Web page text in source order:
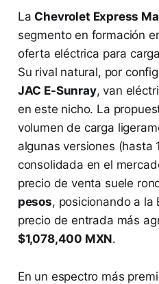
La Chevrolet Express
segmento en formación
oferta eléctrica para
Su rival natural, por
JAC E-Sunray, van
en este nicho. La
volumen de carga
algunas versiones (hasta
consolidada en el
precio de venta suele
pesos, posicionando a la
precio de entrada más
$1,078,400 MXN.
En un espectro más